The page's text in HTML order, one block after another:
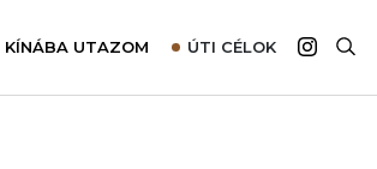
KÍNÁBA UTAZOM ÚTI CÉLOK